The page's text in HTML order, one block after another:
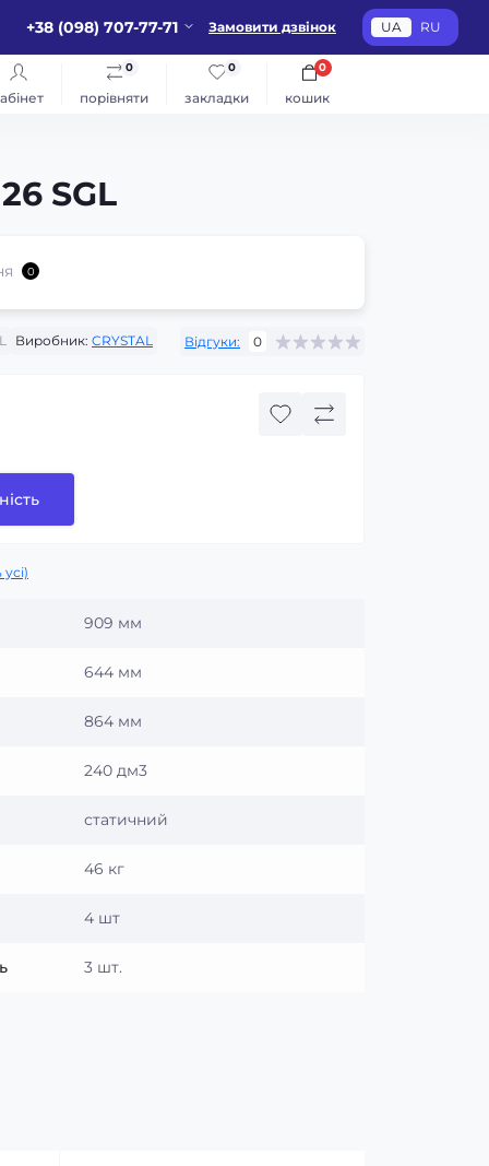
+38 (098) 707-77-71 Замовити дзвінок UA RU
порівняти
0
закладки
0
кошик
0
SGL
0
Виробник: CRYSTAL Відгуки: 0
909 мм
644 мм
864 мм
240 дм3
статичний
46 кг
4 шт
3 шт.